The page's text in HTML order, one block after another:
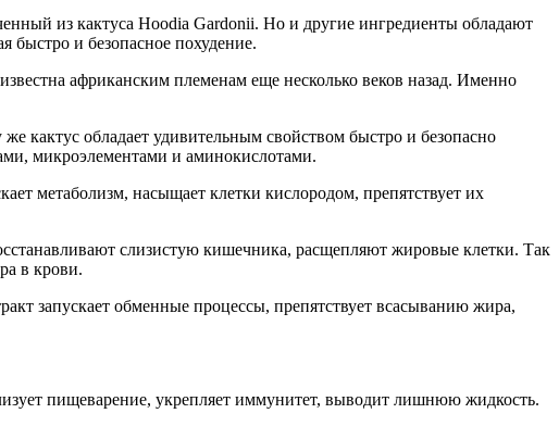
из кактуса Hoodia Gardonii. Но и другие ингредиенты обладают
и безопасное похудение.
африканским племенам еще несколько веков назад. Именно
кактус обладает удивительным свойством быстро и безопасно
микроэлементами и аминокислотами.
метаболизм, насыщает клетки кислородом, препятствует их
слизистую кишечника, расщепляют жировые клетки. Так
в крови.
запускает обменные процессы, препятствует всасыванию жира,
пищеварение, укрепляет иммунитет, выводит лишнюю жидкость.